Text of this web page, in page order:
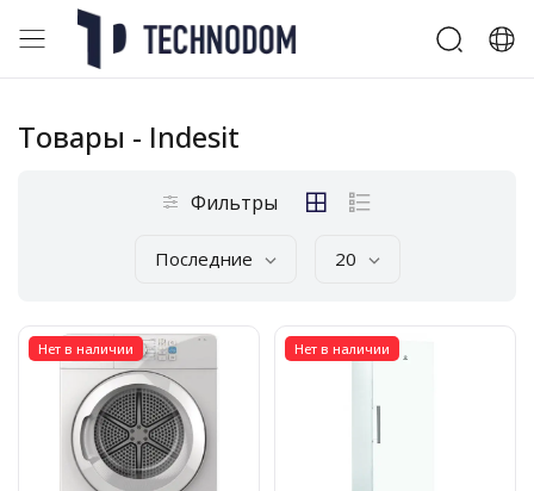
Товары - Indesit
Фильтры
Последние 20
Нет в наличии Нет в наличии